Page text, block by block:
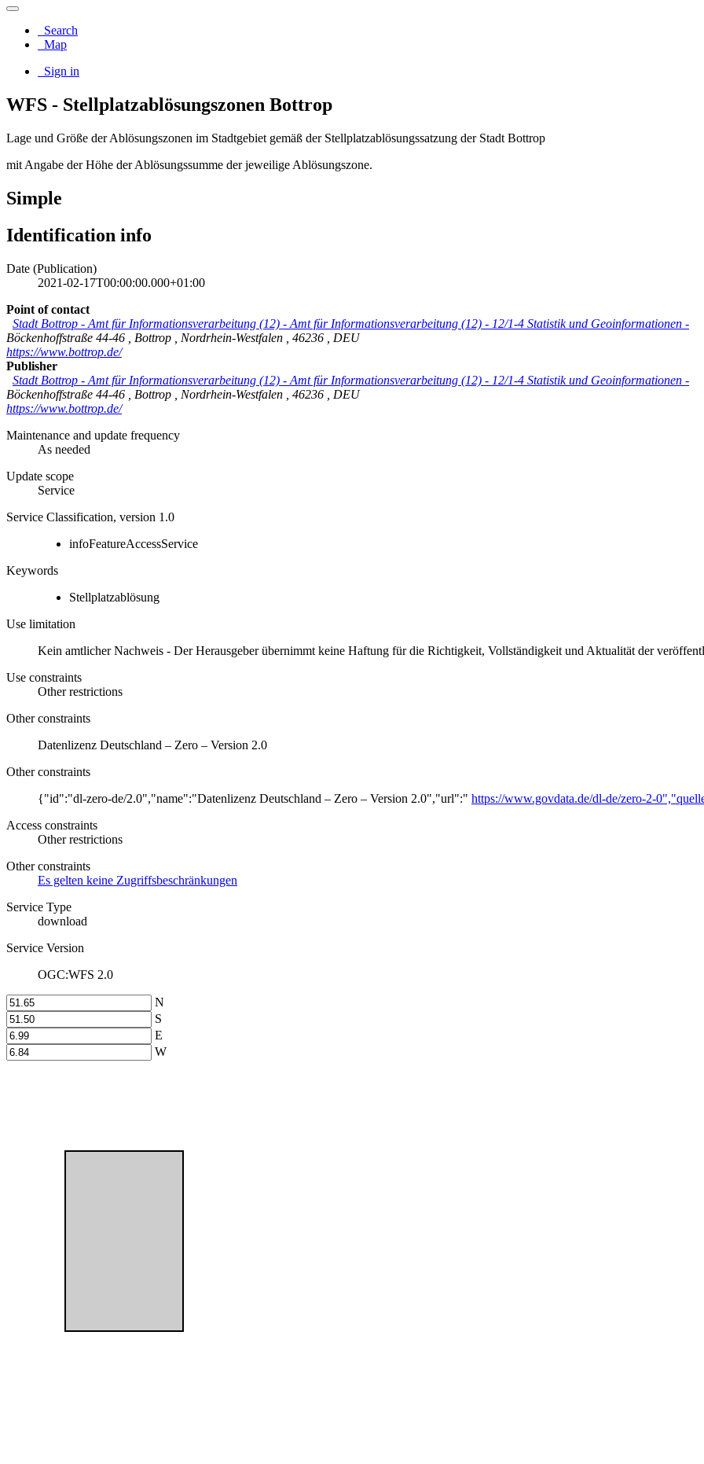
Search
Map
Sign in
WFS - Stellplatzablösungszonen Bottrop
Lage und Größe der Ablösungszonen im Stadtgebiet gemäß der Stellplatzablösungssatzung der Stadt Bottrop
mit Angabe der Höhe der Ablösungssumme der jeweilige Ablösungszone.
Simple
Identification info
Date (Publication)
2021-02-17T00:00:00.000+01:00
Point of contact
Stadt Bottrop - Amt für Informationsverarbeitung (12) - Amt für Informationsverarbeitung (12) - 12/1-4 Statistik und Geoinformationen -
Böckenhoffstraße 44-46
Bottrop Nordrhein-Westfalen 46236
DEU
https://www.bottrop.de/
Publisher
Stadt Bottrop - Amt für Informationsverarbeitung (12) - Amt für Informationsverarbeitung (12) - 12/1-4 Statistik und Geoinformationen -
Böckenhoffstraße 44-46
Bottrop Nordrhein-Westfalen 46236
DEU
https://www.bottrop.de/
Maintenance and update frequency
As needed
Update scope
Service
Service Classification, version 1.0
infoFeatureAccessService
Keywords
Stellplatzablösung
Use limitation
Kein amtlicher Nachweis - Der Herausgeber übernimmt keine Haftung für die Richtigkeit, Vollständigkeit und Aktualität der
Use constraints
Other restrictions
Other constraints
Datenlizenz Deutschland – Zero – Version 2.0
Other constraints
{"id":"dl-zero-de/2.0","name":"Datenlizenz Deutschland – Zero – Version 2.0","url":" https://www.govdata.de/dl-de/zero-2-
Access constraints
Other restrictions
Other constraints
Es gelten keine Zugriffsbeschränkungen
Service Type
download
Service Version
OGC:WFS 2.0
N
S
E
W